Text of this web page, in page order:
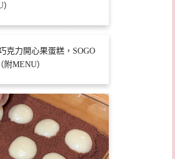
克力開心果蛋糕，SOGO
MENU）